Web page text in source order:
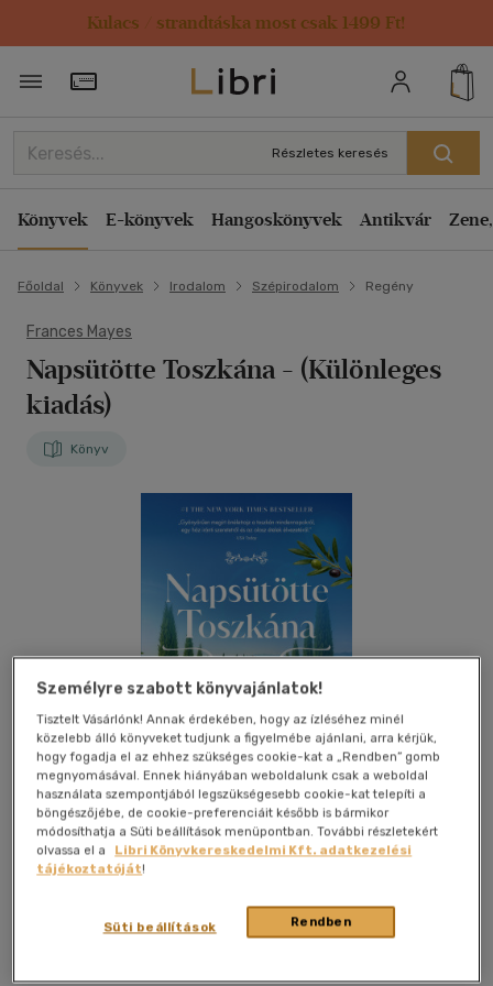
Kulacs / strandtáska most csak 1499 Ft!
Törzsvásárlói Kártya adatai
Részletes keresés
Könyvek E-könyvek Hangoskönyvek Antikvár
Főoldal Könyvek Irodalom Szépirodalom Regény
Frances Mayes
Napsütötte Toszkána - (Különleges
kiadás)
Könyv
Kívánságlistához adom
Személyre szabott könyvajánlatok!
Tisztelt Vásárlónk! Annak érdekében, hogy az ízléséhez minél
közelebb álló könyveket tudjunk a figyelmébe ajánlani, arra kérjük,
hogy fogadja el az ehhez szükséges cookie-kat a „Rendben” gomb
megnyomásával. Ennek hiányában weboldalunk csak a weboldal
használata szempontjából legszükségesebb cookie-kat telepíti a
böngészőjébe, de cookie-preferenciáit később is bármikor
módosíthatja a Süti beállítások menüpontban. További részletekért
olvassa el a
Libri Könyvkereskedelmi Kft. adatkezelési
tájékoztatóját!
Rendben
Süti beállítások